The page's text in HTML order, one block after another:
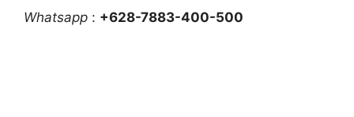
Whatsapp : +628-7883-400-500